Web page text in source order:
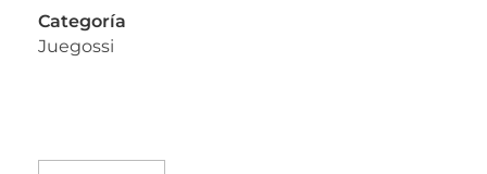
Categoría
Juegossi